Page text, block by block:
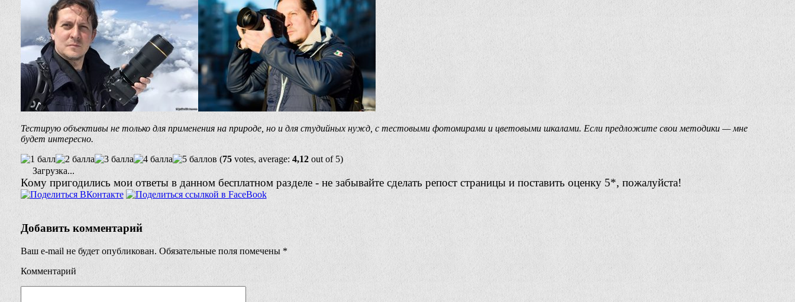
Тестирую объективы не только для применения на природе, но и для студийных нужд, с тестовыми фотомирами и цветовыми шкалами. Если предложите свои методики — мне
будет интересно.
(75votes, average: 4,12out of 5)
Загрузка...
Кому пригодились мои ответы в данном бесплатном разделе - не забывайте сделать репост страницы и поставить оценку 5*, пожалуйста!
Добавить комментарий
Ваш e-mail не будет опубликован. Обязательные поля помечены *
Комментарий